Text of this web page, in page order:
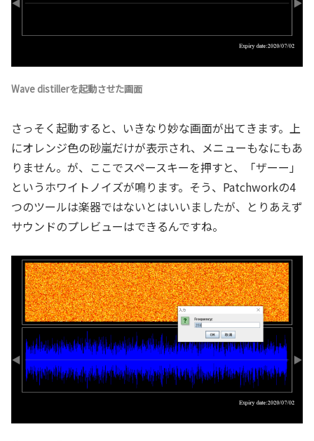
Wave distillerを起動させた画面
さっそく起動すると、いきなり妙な画面が出てきます。上
にオレンジ色の砂嵐だけが表示され、メニューもなにもあ
りません。が、ここでスペースキーを押すと、「ザーー」
というホワイトノイズが鳴ります。そう、Patchworkの4
つのツールは楽器ではないとはいいましたが、とりあえず
サウンドのプレビューはできるんですね。